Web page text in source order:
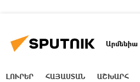
Արմենիա
ԼՈՒՐԵՐ ՀԱՅԱՍՏԱՆ ԱՇԽԱՐՀ